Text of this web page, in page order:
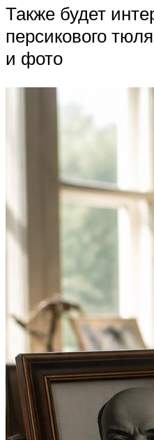
Также будет
персикового
и фото